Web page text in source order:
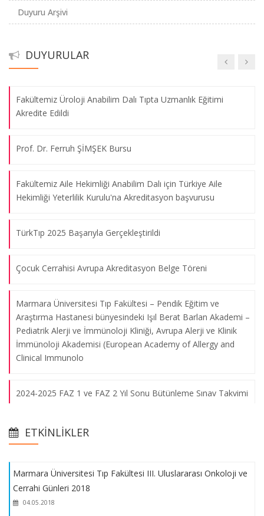
Duyuru Arşivi
DUYURULAR
Fakültemiz Üroloji Anabilim Dalı Tıpta Uzmanlık Eğitimi
Akredite Edildi
Prof. Dr. Ferruh ŞİMŞEK Bursu
Fakültemiz Aile Hekimliği Anabilim Dalı için Türkiye Aile
Hekimliği Yeterlilik Kurulu'na Akreditasyon başvurusu
TürkTıp 2025 Başarıyla Gerçekleştirildi
Çocuk Cerrahisi Avrupa Akreditasyon Belge Töreni
Marmara Üniversitesi Tıp Fakültesi – Pendik Eğitim ve
Araştırma Hastanesi bünyesindeki Işıl Berat Barlan Akademi –
Pediatrik Alerji ve İmmünoloji Kliniği, Avrupa Alerji ve Klinik
İmmünoloji Akademisi (European Academy of Allergy and
Clinical Immunolo
2024-2025 FAZ 1 ve FAZ 2 Yıl Sonu Bütünleme Sınav Takvimi
Prof. Dr. Safa Barış'ın Hürriyet Gazetesi Röportajı
Temel Eğitim Becerileri Kursu
ETKINLIKLER
Marmara Üniversitesi Tıp Fakültesi III. Uluslararası Onkoloji ve
Cerrahi Günleri 2018
04.05.2018
20.04.2018
Marmara Üniversitesi Tıp Fakültesi III. Uluslararası Onkoloji ve
Cerrahi Günleri 2018
04.05.2018